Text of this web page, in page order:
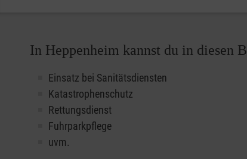
In Heppenheim kannst du in diesen
Einsatz bei Sanitätsdiensten
Katastrophenschutz
Rettungsdienst
Fuhrparkpflege
uvm.